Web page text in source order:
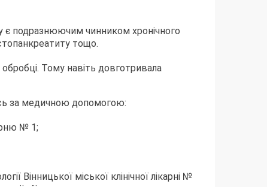
є подразнюючим чинником хронічного
тощо.
обробці. Тому навіть довготривала
за медичною допомогою:
№ 1;
Вінницької міської клінічної лікарні №